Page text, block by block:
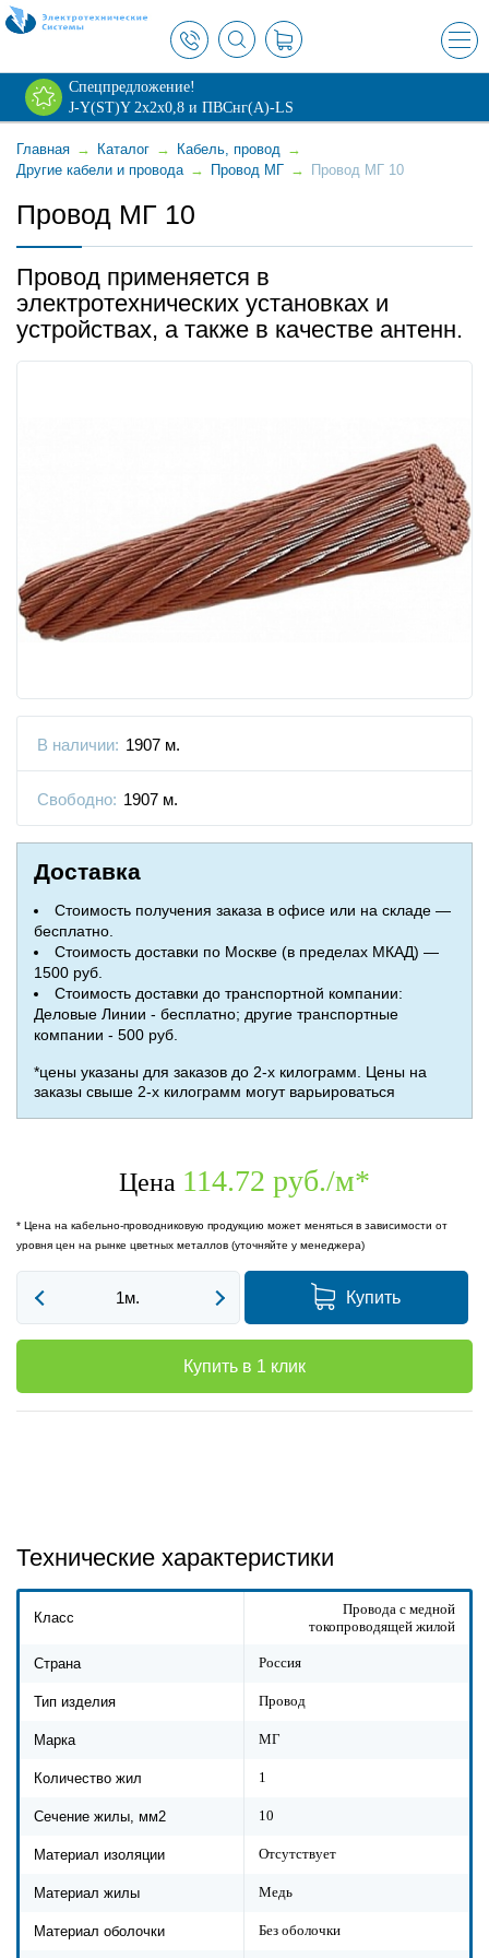
×
Спецпредложение!
J-Y(ST)Y 2х2х0,8 и ПВСнг(А)-LS
Главная → Каталог → Кабель, провод →
Другие кабели и провода → Провод МГ → Провод МГ 10
Провод МГ 10
Провод применяется в
электротехнических установках и
устройствах, а также в качестве антенн.
В наличии: 1907 м.
Свободно: 1907 м.
Доставка
Стоимость получения заказа в офисе или на складе —
бесплатно.
Стоимость доставки по Москве (в пределах МКАД) —
1500 руб.
Стоимость доставки до транспортной компании:
Деловые Линии - бесплатно; другие транспортные
компании - 500 руб.
*цены указаны для заказов до 2-х килограмм. Цены на
заказы свыше 2-х килограмм могут варьироваться
Цена 114.72 руб./м*
* Цена на кабельно-проводниковую продукцию может меняться в зависимости от
уровня цен на рынке цветных металлов (уточняйте у менеджера)
Купить
Купить в 1 клик
Технические характеристики
Класс
Провода с медной
токопроводящей жилой
Страна Россия
Тип изделия Провод
Марка МГ
Количество жил 1
Сечение жилы, мм2 10
Материал изоляции Отсутствует
Материал жилы Медь
Материал оболочки Без оболочки